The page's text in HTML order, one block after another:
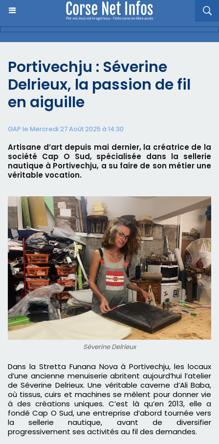
Portivechju : Séverine
Delrieux, la passion de fil
en aiguille
GAP le Mercredi 27 Août 2025 à 14:30
Artisane d’art depuis mai dernier, la créatrice de la
société Cap O Sud, spécialisée dans la sellerie
nautique à Portivechju, a su faire de son métier une
véritable vocation.
Séverine Delrieux
Dans la Stretta Funana Nova à Portivechju, les locaux
d’une ancienne menuiserie abritent aujourd’hui l’atelier
de Séverine Delrieux. Une véritable caverne d’Ali Baba,
où tissus, cuirs et machines se mêlent pour donner vie
à des créations uniques. C’est là qu’en 2013, elle a
fondé Cap O Sud, une entreprise d’abord tournée vers
la sellerie nautique, avant de diversifier
progressivement ses activités au fil des demandes.